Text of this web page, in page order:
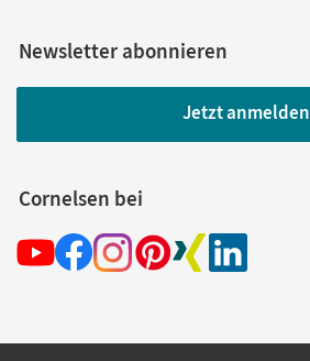
Newsletter abonnieren
Jetzt anmelden
Cornelsen bei